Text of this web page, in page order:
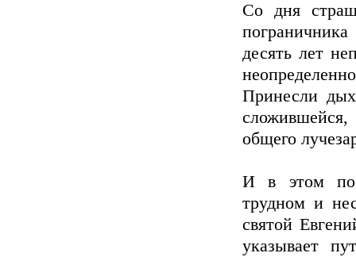
Со дня
десять лет
Принесли
общего
И в этом
трудном и
святой
указывает